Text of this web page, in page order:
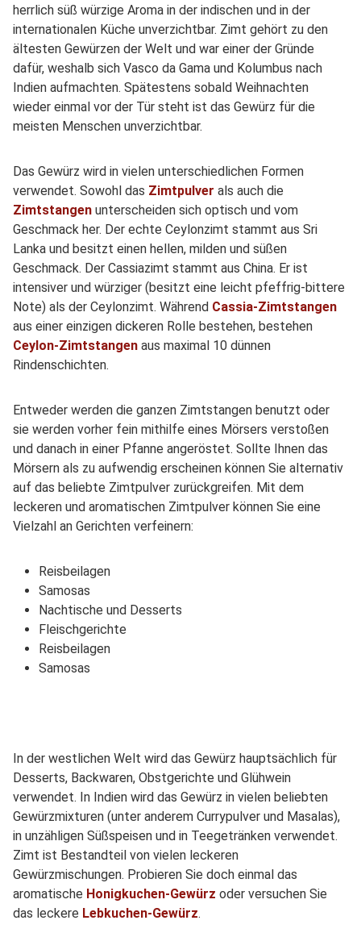
herrlich süß würzige Aroma in der indischen und in der
internationalen Küche unverzichtbar. Zimt gehört zu den
ältesten Gewürzen der Welt und war einer der Gründe
dafür, weshalb sich Vasco da Gama und Kolumbus nach
Indien aufmachten. Spätestens sobald Weihnachten
wieder einmal vor der Tür steht ist das Gewürz für die
meisten Menschen unverzichtbar.
Das Gewürz wird in vielen unterschiedlichen Formen
verwendet. Sowohl das Zimtpulver als auch die
Zimtstangen unterscheiden sich optisch und vom
Geschmack her. Der echte Ceylonzimt stammt aus Sri
Lanka und besitzt einen hellen, milden und süßen
Geschmack. Der Cassiazimt stammt aus China. Er ist
intensiver und würziger (besitzt eine leicht pfeffrig-bittere
Note) als der Ceylonzimt. Während Cassia-Zimtstangen
aus einer einzigen dickeren Rolle bestehen, bestehen
Ceylon-Zimtstangen aus maximal 10 dünnen
Rindenschichten.
Entweder werden die ganzen Zimtstangen benutzt oder
sie werden vorher fein mithilfe eines Mörsers verstoßen
und danach in einer Pfanne angeröstet. Sollte Ihnen das
Mörsern als zu aufwendig erscheinen können Sie alternativ
auf das beliebte Zimtpulver zurückgreifen. Mit dem
leckeren und aromatischen Zimtpulver können Sie eine
Vielzahl an Gerichten verfeinern:
Reisbeilagen
Samosas
Nachtische und Desserts
Fleischgerichte
Reisbeilagen
Samosas
In der westlichen Welt wird das Gewürz hauptsächlich für
Desserts, Backwaren, Obstgerichte und Glühwein
verwendet. In Indien wird das Gewürz in vielen beliebten
Gewürzmixturen (unter anderem Currypulver und Masalas),
in unzähligen Süßspeisen und in Teegetränken verwendet.
Zimt ist Bestandteil von vielen leckeren
Gewürzmischungen. Probieren Sie doch einmal das
aromatische Honigkuchen-Gewürz oder versuchen Sie
das leckere Lebkuchen-Gewürz.